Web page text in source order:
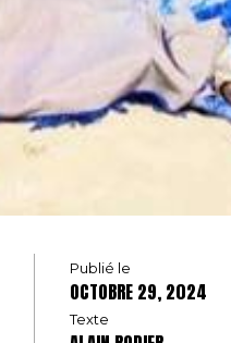
Publié le
OCTOBRE 29, 2024
Texte